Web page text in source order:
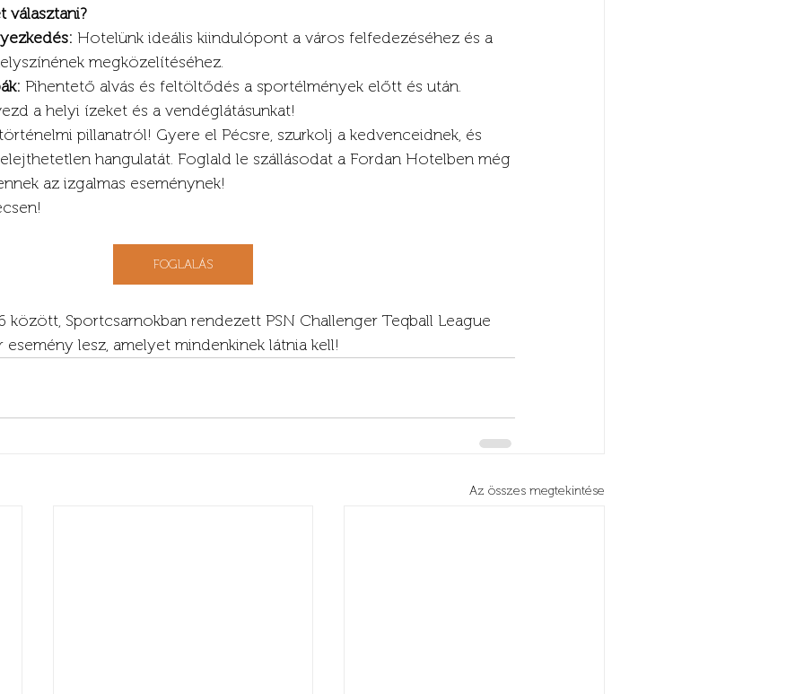
választani?
Hotelünk ideális kiindulópont a város felfedezéséhez és a
megközelítéséhez.
Pihentető alvás és feltöltődés a sportélmények előtt és után.
a helyi ízeket és a vendéglátásunkat!
pillanatról! Gyere el Pécsre, szurkolj a kedvenceidnek, és
hangulatát. Foglald le szállásodat a Fordan Hotelben még
az izgalmas eseménynek!
FOGLALÁS
között, Sportcsarnokban rendezett PSN Challenger Teqball League
lesz, amelyet mindenkinek látnia kell!
Az összes megtekintése